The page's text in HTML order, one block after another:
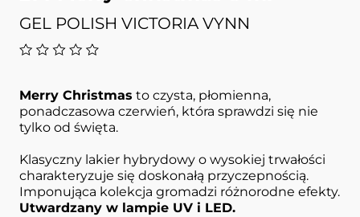
GEL POLISH VICTORIA VYNN
Merry Christmas to czysta, płomienna,
ponadczasowa czerwień, która sprawdzi się nie
tylko od święta.
Klasyczny lakier hybrydowy o wysokiej trwałości
charakteryzuje się doskonałą przyczepnością.
Imponująca kolekcja gromadzi różnorodne efekty.
Utwardzany w lampie UV i LED.